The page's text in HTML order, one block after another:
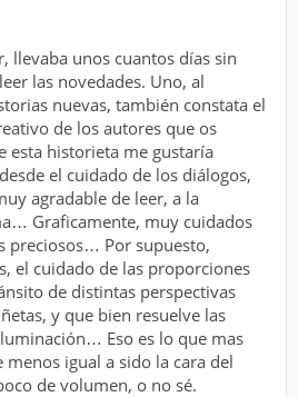
llevaba unos cuantos días sin
las novedades. Uno, al
nuevas, también constata el
de los autores que os
esta historieta me gustaría
el cuidado de los diálogos,
agradable de leer, a la
Graficamente, muy cuidados
preciosos… Por supuesto,
el cuidado de las proporciones
de distintas perspectivas
y que bien resuelve las
Eso es lo que mas
menos igual a sido la cara del
de volumen, o no sé.